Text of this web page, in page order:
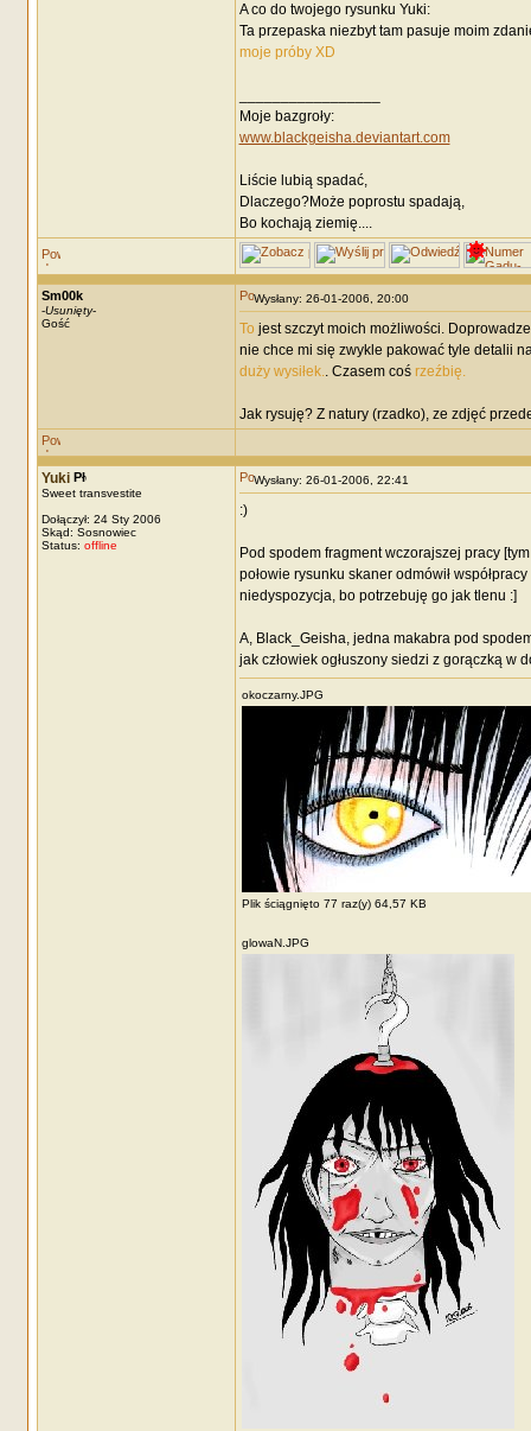
A co do twojego rysunku Yuki:
Ta przepaska niezbyt tam pasuje moim
moje próby XD
Moje bazgroły:
www.blackgeisha.deviantart.com
Liście lubią spadać,
Dlaczego?Może poprostu spadają,
Bo kochają ziemię....
Sm00k
-Usunięty-
Gość
Wysłany: 26-01-2006, 20:00
To jest szczyt moich możliwości.
nie chce mi się zwykle pakować tyle detalii
duży wysiłek.. Czasem coś rzeźbię.
Jak rysuję? Z natury (rzadko), ze zdjęć
Yuki
Sweet transvestite
Dołączył: 24 Sty 2006
Skąd: Sosnowiec
Status: offline
Wysłany: 26-01-2006, 22:41
:)
Pod spodem fragment wczorajszej pracy
połowie rysunku skaner odmówił
niedyspozycja, bo potrzebuję go jak tlenu :]
A, Black_Geisha, jedna makabra pod
jak człowiek ogłuszony siedzi z gorączką w
okoczarny.JPG
Plik ściągnięto 77 raz(y) 64,57 KB
glowaN.JPG